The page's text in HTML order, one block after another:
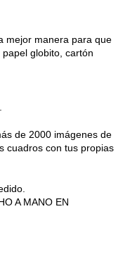
mejor manera para que
globito, cartón
de 2000 imágenes de
cuadros con tus propias
A MANO EN